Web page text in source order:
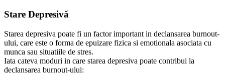
Stare Depresivă
Starea depresiva poate fi un factor important in declansarea burnout-
ului, care este o forma de epuizare fizica si emotionala asociata cu
munca sau situatiile de stres.
Iata cateva moduri in care starea depresiva poate contribui la
declansarea burnout-ului: